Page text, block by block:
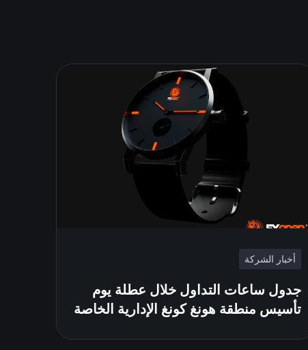
أخبار الشركة
جدول ساعات التداول خلال عطلة يوم
تأسيس منطقة هونغ كونغ الإدارية الخاصة